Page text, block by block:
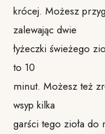
krócej. Możesz
zalewając dwie
łyżeczki świeżego
to 10
minut. Możesz też
wsyp kilka
garści tego zioła do